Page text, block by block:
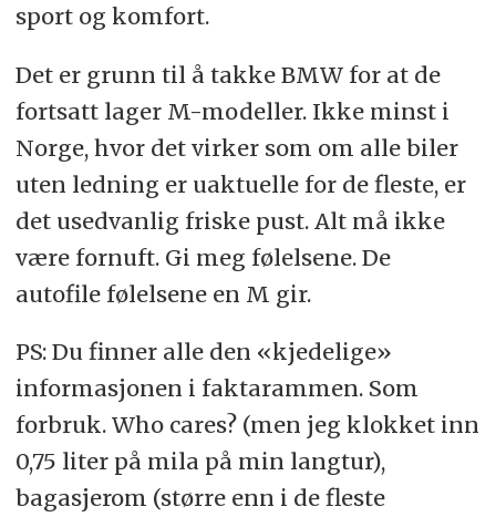
sport og komfort.
Det er grunn til å takke BMW for at de
fortsatt lager M-modeller. Ikke minst i
Norge, hvor det virker som om alle biler
uten ledning er uaktuelle for de fleste, er
det usedvanlig friske pust. Alt må ikke
være fornuft. Gi meg følelsene. De
autofile følelsene en M gir.
PS: Du finner alle den «kjedelige»
informasjonen i faktarammen. Som
forbruk. Who cares? (men jeg klokket inn
0,75 liter på mila på min langtur),
bagasjerom (større enn i de fleste